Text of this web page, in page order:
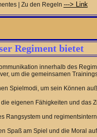
| Zu den Regeln ---> Link
Regiment bietet
innerhalb des
um die gemeinsamen
Spielmodi, um sein Können
eigenen Fähigkeiten und das
Rangsystem und
Spaß am Spiel und die Moral